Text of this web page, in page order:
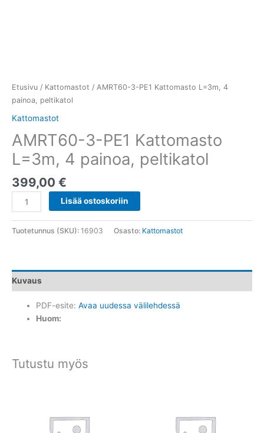
Etusivu / Kattomastot / AMRT60-3-PE1 Kattomasto L=3m, 4
painoa, peltikatol
Kattomastot
AMRT60-3-PE1 Kattomasto
L=3m, 4 painoa, peltikatol
399,00 €
Lisää ostoskoriin
Tuotetunnus (SKU): 16903 Osasto: Kattomastot
Kuvaus
PDF-esite:Avaa uudessa välilehdessä
Huom:
Tutustu myös